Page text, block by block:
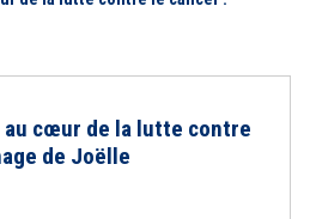
au cœur de la lutte contre
de Joëlle